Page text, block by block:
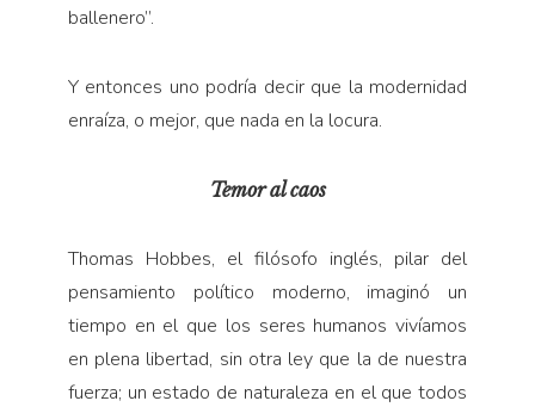
ballenero”.
Y entonces uno podría decir que la modernidad
enraíza, o mejor, que nada en la locura.
Temor al caos
Thomas Hobbes, el filósofo inglés, pilar del
pensamiento político moderno, imaginó un
tiempo en el que los seres humanos vivíamos
en plena libertad, sin otra ley que la de nuestra
fuerza; un estado de naturaleza en el que todos